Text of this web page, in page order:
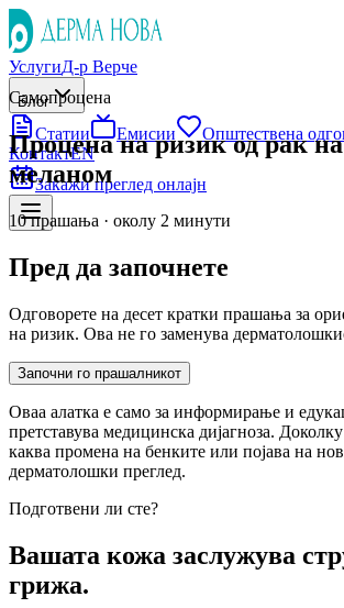
УслугиД-р Верче
Блог
Статии Емисии
Општествена
КонтактEN
Закажи преглед онлајн
Самопроцена
Процена на ризик од рак
меланом
10 прашања · околу 2 минути
Пред да започнете
Одговорете на десет кратки прашања за
на ризик. Ова не го заменува
Започни го прашалникот
Оваа алатка е само за информирање и
претставува медицинска дијагноза.
каква промена на бенките или појава на
дерматолошки преглед.
Подготвени ли сте?
Вашата кожа заслужува
грижа.